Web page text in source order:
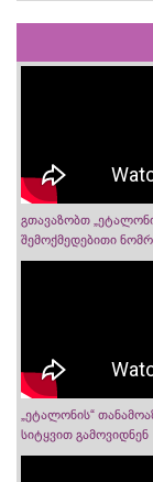
გთავაზობთ
შემოქმედებითი
„ეტალონის“
სიტყვით გამოვიდნენ